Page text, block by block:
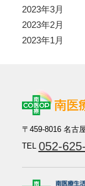
2023年3月
2023年2月
2023年1月
〒459-8016 名古
TEL 052-